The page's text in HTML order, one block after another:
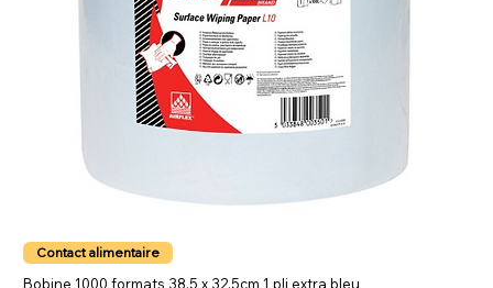
Contact alimentaire
Bobine 1000 formats 38.5 x 32.5cm 1 pli extra bleu